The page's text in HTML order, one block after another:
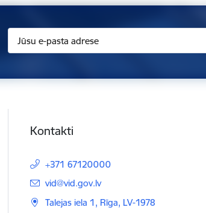
Kontakti
+371 67120000
E-pasts:
vid@vid.gov.lv
Talejas iela 1, Rīga, LV-1978